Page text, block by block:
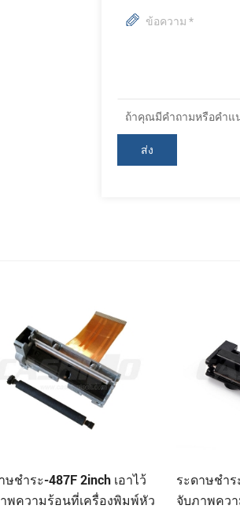
ถ้าคุณมีคำถามหรือคำแ
ว
ระดาษชำระ-488A 58mm เอาไว้
จับภาพความร้อนที่เครื่องพิมพ์หัว